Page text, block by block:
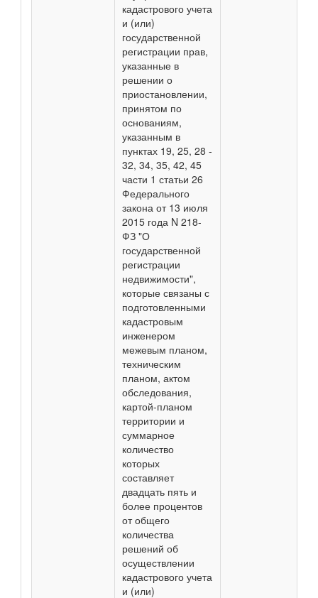
кадастрового учета
и (или)
государственной
регистрации прав,
указанные в
решении о
приостановлении,
принятом по
основаниям,
указанным в
пунктах 19, 25, 28 -
32, 34, 35, 42, 45
части 1 статьи 26
Федерального
закона от 13 июля
2015 года N 218-
ФЗ "О
государственной
регистрации
недвижимости",
которые связаны с
подготовленными
кадастровым
инженером
межевым планом,
техническим
планом, актом
обследования,
картой-планом
территории и
суммарное
количество
которых
составляет
двадцать пять и
более процентов
от общего
количества
решений об
осуществлении
кадастрового учета
и (или)